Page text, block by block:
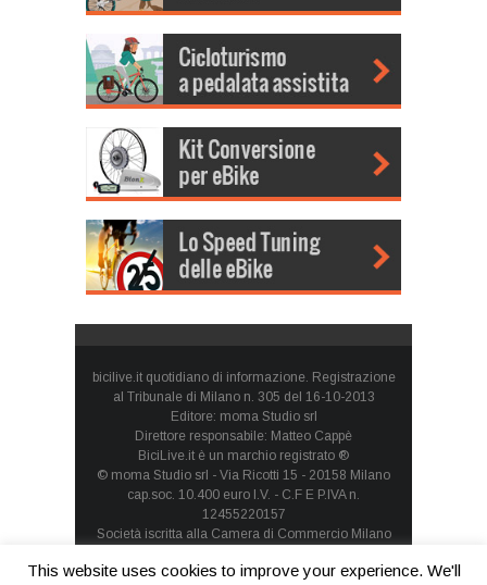
bicilive.it quotidiano di informazione. Registrazione
al Tribunale di Milano n. 305 del 16-10-2013
Editore: moma Studio srl
Direttore responsabile: Matteo Cappè
BiciLive.it è un marchio registrato ®
© moma Studio srl - Via Ricotti 15 - 20158 Milano
cap.soc. 10.400 euro I.V. - C.F E P.IVA n.
12455220157
Società iscritta alla Camera di Commercio Milano
socio unico
This website uses cookies to improve your experience. We'll